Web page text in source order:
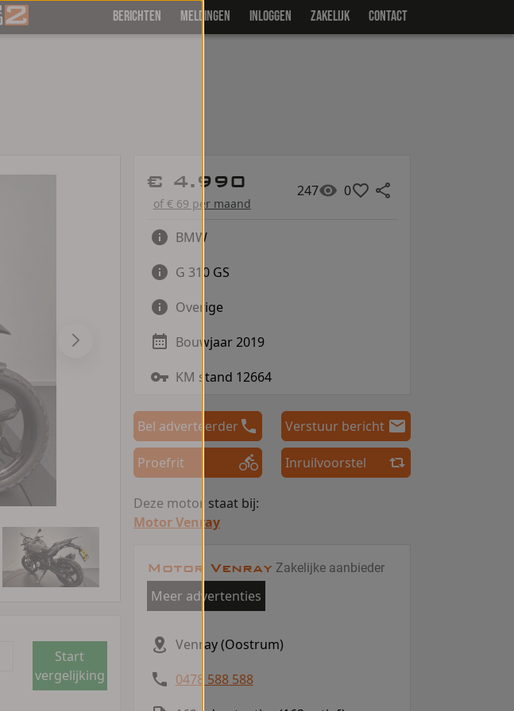
BERICHTEN MELDINGEN INLOGGEN ZAKELIJK CONTACT
Start
vergelijking
€ 4.990
of € 69 per maand
247 0
BMW
G 310 GS
Overige
Bouwjaar 2019
KM stand 12664
Bel adverteerder Verstuur bericht
Proefrit Inruilvoorstel
Deze motor staat bij:
Motor Venray
Motor Venray Zakelijke aanbieder
Meer advertenties
Venray (Oostrum)
0478 588 588